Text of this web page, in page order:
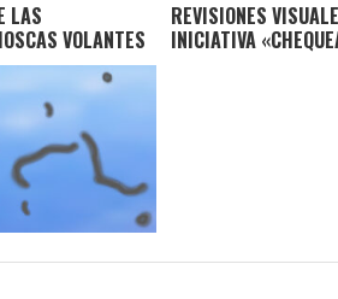
LAS
VOLANTES
REVISIONES
INICIATIVA